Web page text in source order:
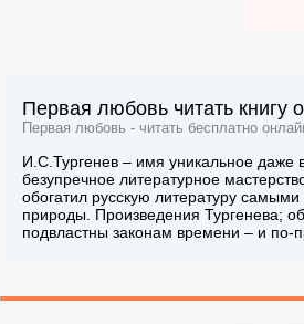
Первая любовь читать книгу
Первая любовь - читать бесплатно
И.С.Тургенев – имя уникальное даже
безупречное литературное
обогатил русскую литературу
природы. Произведения Тургенева;
подвластны законам времени – и по-